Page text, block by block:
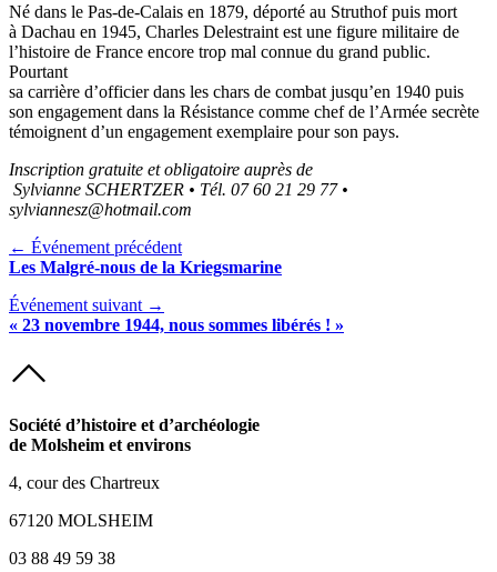
Né dans le Pas-de-Calais en 1879, déporté au Struthof puis mort
à Dachau en 1945, Charles Delestraint est une figure militaire de
l’histoire de France encore trop mal connue du grand public.
Pourtant
sa carrière d’officier dans les chars de combat jusqu’en 1940 puis
son engagement dans la Résistance comme chef de l’Armée secrète
témoignent d’un engagement exemplaire pour son pays.
Inscription gratuite et obligatoire auprès de
Sylvianne SCHERTZER • Tél. 07 60 21 29 77 •
sylviannesz@hotmail.com
← Événement précédent
Les Malgré-nous de la Kriegsmarine
Événement suivant →
« 23 novembre 1944, nous sommes libérés ! »
Société d’histoire et d’archéologie
de Molsheim et environs
4, cour des Chartreux
67120 MOLSHEIM
03 88 49 59 38